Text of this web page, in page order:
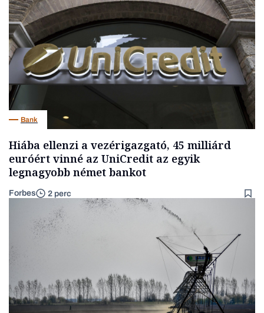
Bank
Hiába ellenzi a vezérigazgató, 45 milliárd
euróért vinné az UniCredit az egyik
legnagyobb német bankot
Forbes 2 perc